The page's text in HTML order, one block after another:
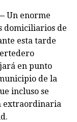
Un enorme
domiciliarios de
esta tarde
en punto
de la
incluso se
extraordinaria